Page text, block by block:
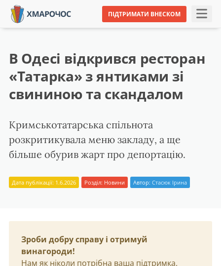
ПІДТРИМАТИ ВНЕСКОМ
В Одесі відкрився ресторан
«Татарка» з янтиками зі
свининою та скандалом
Кримськотатарська спільнота
розкритикувала меню закладу, а ще
більше обурив жарт про депортацію.
Дата публікації: 1.6.2026 Розділ: Новини Автор: Стасюк Ірина
Зроби добру справу і отримуй
винагороди!
Нам як ніколи потрібна ваша підтримка.